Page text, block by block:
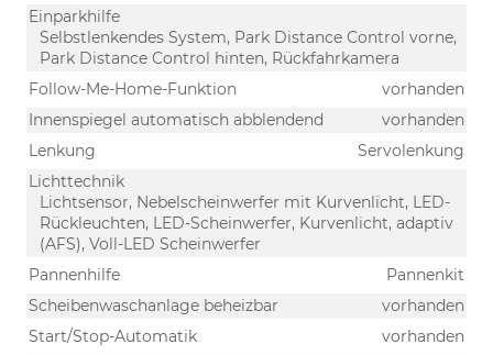
Einparkhilfe
Selbstlenkendes System, Park Distance Control vorne,
Park Distance Control hinten, Rückfahrkamera
Follow-Me-Home-Funktion
vorhanden
Innenspiegel automatisch abblendend
vorhanden
Lenkung
Servolenkung
Lichttechnik
Lichtsensor, Nebelscheinwerfer mit Kurvenlicht, LED-
Rückleuchten, LED-Scheinwerfer, Kurvenlicht, adaptiv
(AFS), Voll-LED Scheinwerfer
Pannenhilfe
Pannenkit
Scheibenwaschanlage beheizbar
vorhanden
Start/Stop-Automatik
vorhanden